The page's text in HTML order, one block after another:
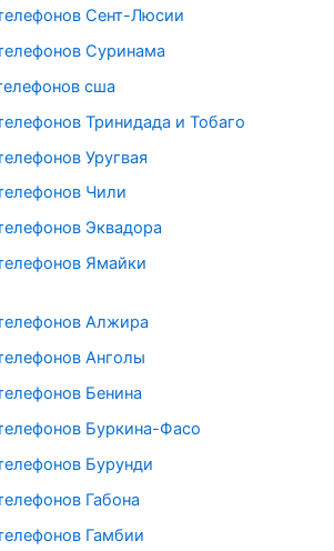
Сент-Люсии
Суринама
сша
Тринидада и Тобаго
Уругвая
Чили
Эквадора
Ямайки
Алжира
Анголы
Бенина
Буркина-Фасо
Бурунди
Габона
Гамбии